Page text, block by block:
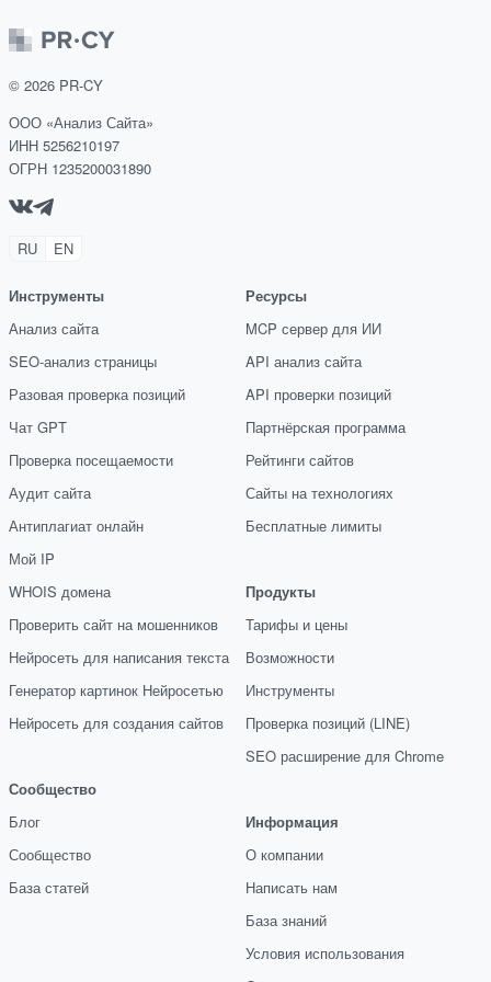
© 2026 PR-CY
ООО «Анализ Сайта»
ИНН 5256210197
ОГРН 1235200031890
RU EN
Инструменты
Анализ сайта
SEO-анализ страницы
Разовая проверка позиций
Чат GPT
Проверка посещаемости
Аудит сайта
Антиплагиат онлайн
Мой IP
WHOIS домена
Проверить сайт на мошенников
Нейросеть для написания текста
Генератор картинок Нейросетью
Нейросеть для создания сайтов
Сообщество
Блог
Сообщество
База статей
Ресурсы
MCP сервер для ИИ
API анализ сайта
API проверки позиций
Партнёрская программа
Рейтинги сайтов
Сайты на технологиях
Бесплатные лимиты
Продукты
Тарифы и цены
Возможности
Инструменты
Проверка позиций (LINE)
SEO расширение для Chrome
Информация
О компании
Написать нам
База знаний
Условия использования